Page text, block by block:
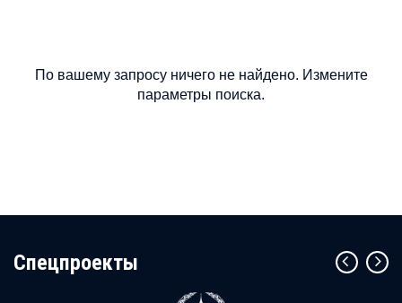
По вашему запросу ничего не найдено. Измените
параметры поиска.
Cпецпроекты